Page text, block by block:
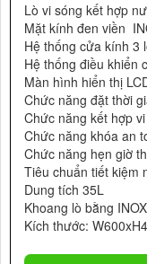
Lò vi sóng kết
Mặt kính đen
Hệ thống cửa
Hệ thống điều
Màn hình hiển
Chức năng đặt
Chức năng kết
Chức năng khóa
Chức năng hẹn
Tiêu chuẩn tiết
Dung tích 35L
Khoang lò bằng
Kích thước: